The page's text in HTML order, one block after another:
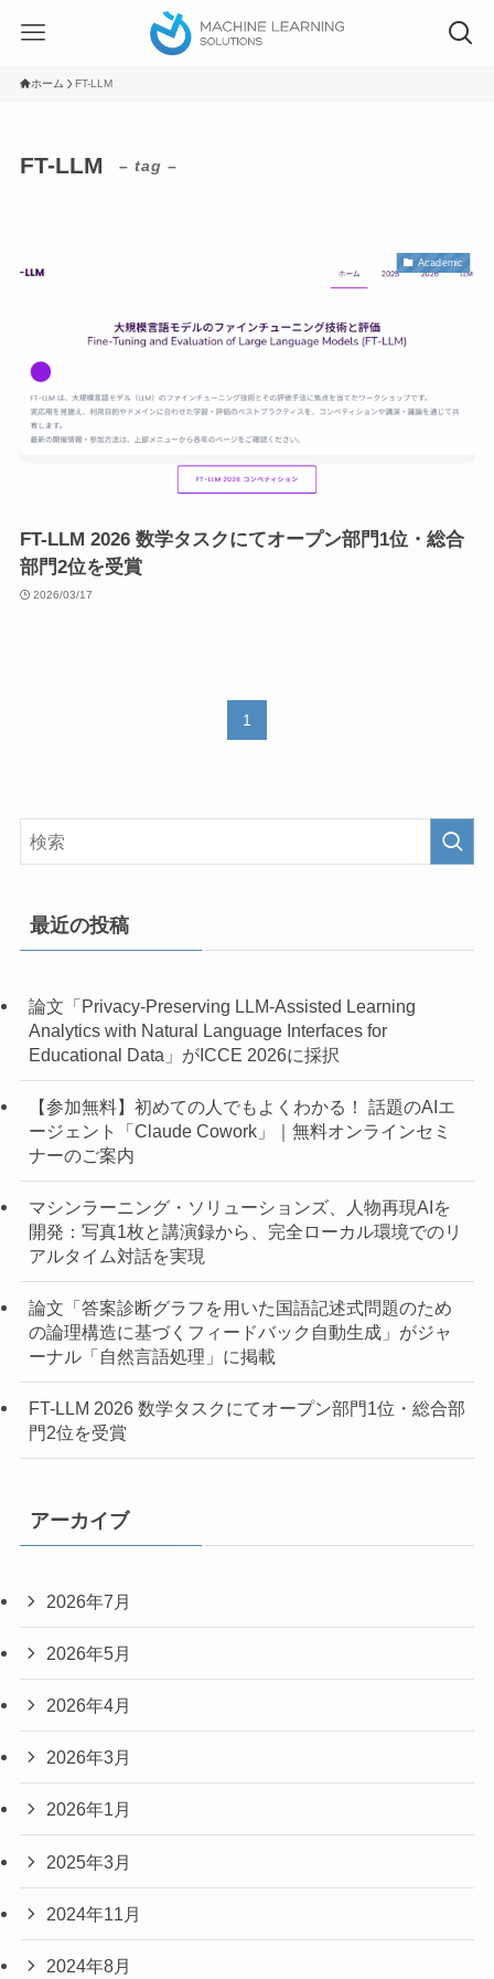
ホーム FT-LLM
FT-LLM – tag –
Academic
FT-LLM 2026 数学タスクにてオープン部門1位・総合
部門2位を受賞
2026/03/17
1
最近の投稿
論文「Privacy-Preserving LLM-Assisted Learning
Analytics with Natural Language Interfaces for
Educational Data」がICCE 2026に採択
【参加無料】初めての人でもよくわかる！ 話題のAIエ
ージェント「Claude Cowork」｜無料オンラインセミ
ナーのご案内
マシンラーニング・ソリューションズ、人物再現AIを
開発：写真1枚と講演録から、完全ローカル環境でのリ
アルタイム対話を実現
論文「答案診断グラフを用いた国語記述式問題のため
の論理構造に基づくフィードバック自動生成」がジャ
ーナル「自然言語処理」に掲載
FT-LLM 2026 数学タスクにてオープン部門1位・総合部
門2位を受賞
アーカイブ
2026年7月
2026年5月
2026年4月
2026年3月
2026年1月
2025年3月
2024年11月
2024年8月